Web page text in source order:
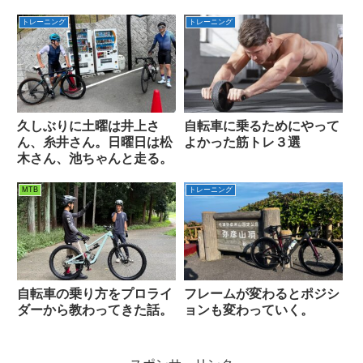
トレーニング
久しぶりに土曜は井上さ
ん、糸井さん。日曜日は松
木さん、池ちゃんと走る。
トレーニング
自転車に乗るためにやって
よかった筋トレ３選
MTB
自転車の乗り方をプロライ
ダーから教わってきた話。
トレーニング
フレームが変わるとポジシ
ョンも変わっていく。